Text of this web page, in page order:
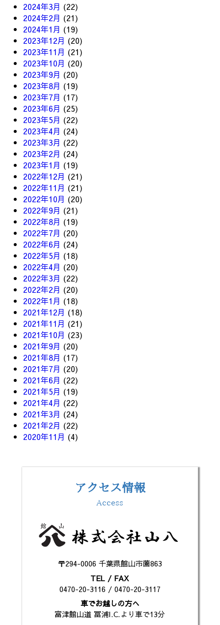
2024年3月 (22)
2024年2月 (21)
2024年1月 (19)
2023年12月 (20)
2023年11月 (21)
2023年10月 (20)
2023年9月 (20)
2023年8月 (19)
2023年7月 (17)
2023年6月 (25)
2023年5月 (22)
2023年4月 (24)
2023年3月 (22)
2023年2月 (24)
2023年1月 (19)
2022年12月 (21)
2022年11月 (21)
2022年10月 (20)
2022年9月 (21)
2022年8月 (19)
2022年7月 (20)
2022年6月 (24)
2022年5月 (18)
2022年4月 (20)
2022年3月 (22)
2022年2月 (20)
2022年1月 (18)
2021年12月 (18)
2021年11月 (21)
2021年10月 (23)
2021年9月 (20)
2021年8月 (17)
2021年7月 (20)
2021年6月 (22)
2021年5月 (19)
2021年4月 (22)
2021年3月 (24)
2021年2月 (22)
2020年11月 (4)
アクセス情報
Access
〒294-0006 千葉県館山市薗863
TEL / FAX
0470-20-3116 / 0470-20-3117
車でお越しの方へ
富津館山道 冨浦I.C.より車で13分